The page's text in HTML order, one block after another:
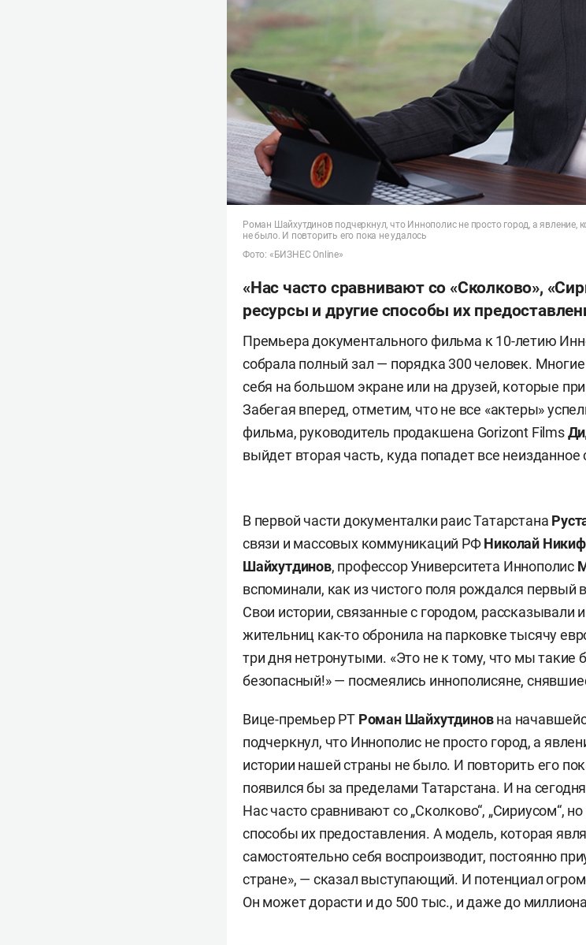
Роман Шайхутдинов подчеркнул, что Иннополис не просто город, а явление,
не было. И повторить его пока не удалось
Фото: «БИЗНЕС Online»
«Нас часто сравнивают со «Сколково»,
ресурсы и другие способы их
Премьера документального фильма к 10-летию
собрала полный зал — порядка 300 человек.
себя на большом экране или на друзей, которые
Забегая вперед, отметим, что не все «актеры»
фильма, руководитель продакшена Gorizont Films
выйдет вторая часть, куда попадет все неизданное
В первой части документалки раис Татарстана
связи и массовых коммуникаций РФНиколай
Шайхутдинов, профессор Университета Иннополис
вспоминали, как из чистого поля рождался первый
Свои истории, связанные с городом,
жительниц как-то обронила на парковке тысячу
три дня нетронутыми. «Это не к тому, что мы такие
безопасный!» — посмеялись иннополисяне,
Вице-премьер РТ Роман Шайхутдиновна
подчеркнул, что Иннополис не просто город, а
истории нашей страны не было. И повторить его
появился бы за пределами Татарстана. И на
Нас часто сравнивают со „Сколково“, „Сириусом“,
способы их предоставления. А модель, которая
самостоятельно себя воспроизводит, постоянно
стране», — сказал выступающий. И потенциал
Он может дорасти и до 500 тыс., и даже до